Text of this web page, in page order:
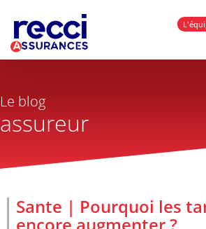
Le blog
assureur
Sante | Pourquoi les